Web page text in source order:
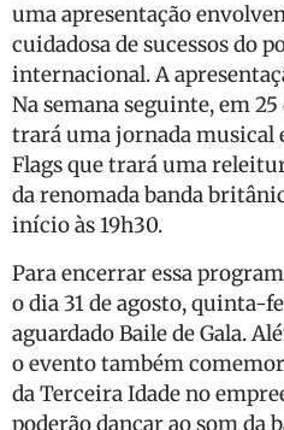
uma apresentação
cuidadosa de sucessos do
internacional. A
Na semana seguinte, em
trará uma jornada musical
Flags que trará uma
da renomada banda
início às 19h30.
Para encerrar essa
o dia 31 de agosto, quinta-
aguardado Baile de Gala.
o evento também
da Terceira Idade no
poderão dançar ao som da